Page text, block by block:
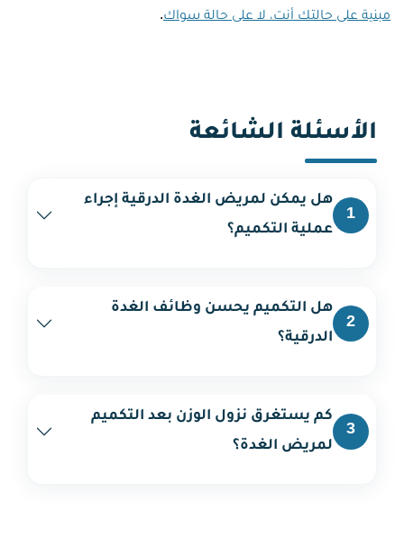
مبنية على حالتك أنت، لا على حالة سواك.
الأسئلة الشائعة
1
هل يمكن لمريض الغدة الدرقية إجراء
عملية التكميم؟
2
هل التكميم يحسن وظائف الغدة
الدرقية؟
3
كم يستغرق نزول الوزن بعد التكميم
لمريض الغدة؟